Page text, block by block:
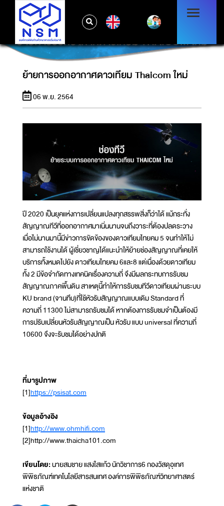
ย้ายการออกอากาศดาวเทียม THAICOM ใหม่
ย้ายการออกอากาศดาวเทียม Thaicom ใหม่
06 พ.ย. 2564
ปี 2020 เป็นยุคแห่งการเปลี่ยนแปลงทุกสรรพสิ่งก็ว่าได้ แม้กระทั่ง
สัญญาณทีวีที่ออกอากาศมาเนิ่นนานจนถึงวาระที่ต้องปลดระวาง
เมื่อไม่นานมานี้มีข่าวการขัดข้องของดาวเทียมไทยคม 5 จนทำให้ไม่
สามารถใช้งานได้ ผู้เชี่ยวชาญได้แนะนำให้ย้ายช่องสัญญาณที่เคยให้
บริการทั้งหมดไปยัง ดาวเทียมไทยคม 6และ8 แต่เนื่องด้วยดาวเทียม
ทั้ง 2 มีข้อจำกัดทางเทคนิคเรื่องความถี่ จึงมีผลกระทบการรับชม
สัญญาณภาคพื้นดิน สาเหตุนี้ทำให้การรับชมทีวีดาวเทียมผ่านระบบ
KU brand (จานทึบ)ที่ใช้หัวรับสัญญาณแบบเดิม Standard ที่
ความถี่ 11300 ไม่สามารถรับชมได้ หากต้องการรับชมจำเป็นต้องมี
การปรับเปลี่ยนหัวรับสัญญาณเป็น หัวรับ แบบ universal ที่ความถี่
10600 จึงจะรับชมได้อย่างปกติ
ที่มารูปภาพ
[1]https://psisat.com
ข้อมูลอ้างอิง
[1]http://www.ohmhifi.com
[2]http://www.thaicha101.com
เขียนโดย:นายสมชาย แสงใสแก้ว นักวิชาการ6 กองวัสดุอุเทศ
พิพิธภัณฑ์เทคโนโลยีสารสนเทศ องค์การพิพิธภัณฑ์วิทยาศาสตร์
แห่งชาติ